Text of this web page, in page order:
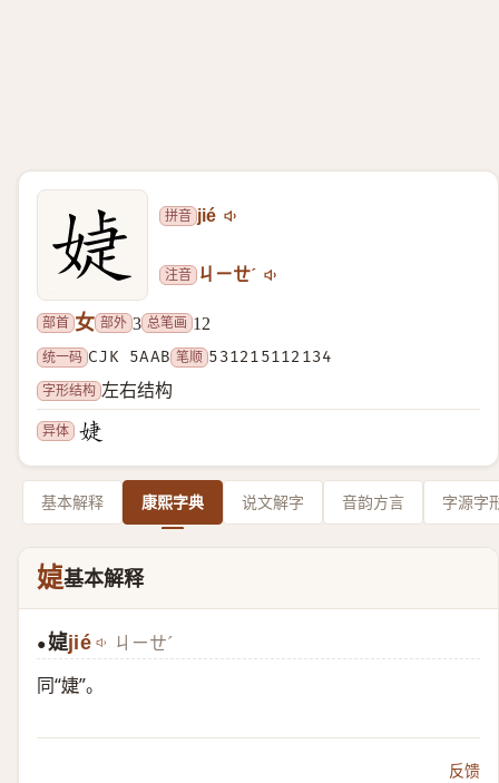
拼音 jié
注音 ㄐㄧㄝˊ
部首 女 部外 3 总笔画 12
统一码 CJK 5AAB 笔顺 531215112134
字形结构 左右结构
异体
基本解释 康熙字典 说文解字 音韵方言 字源字
媫基本解释
●媫jié ㄐㄧㄝˊ
同“婕”。
反馈